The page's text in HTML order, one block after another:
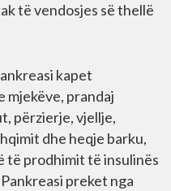
të vendosjes së thellë
kapet
mjekëve, prandaj
përzierje, vjellje,
dhe heqje barku,
të prodhimit të insulinës
preket nga